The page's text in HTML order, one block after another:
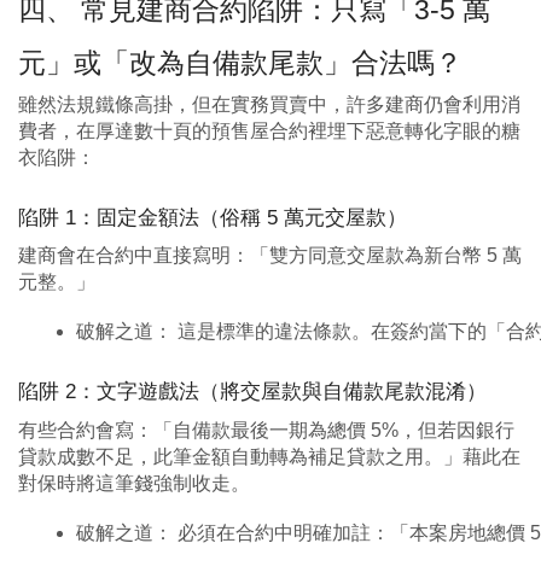
四、 常見建商合約陷阱：只寫「3-5 萬
元」或「改為自備款尾款」合法嗎？
雖然法規鐵條高掛，但在實務買賣中，許多建商仍會利用消
費者，在厚達數十頁的預售屋合約裡埋下惡意轉化字眼的糖
衣陷阱：
陷阱 1：固定金額法（俗稱 5 萬元交屋款）
建商會在合約中直接寫明：「雙方同意交屋款為新台幣 5 萬
元整。」
破解之道： 這是標準的違法條款。在簽約當下的「合
陷阱 2：文字遊戲法（將交屋款與自備款尾款混淆）
有些合約會寫：「自備款最後一期為總價 5%，但若因銀行
貸款成數不足，此筆金額自動轉為補足貸款之用。」藉此在
對保時將這筆錢強制收走。
破解之道： 必須在合約中明確加註：「本案房地總價